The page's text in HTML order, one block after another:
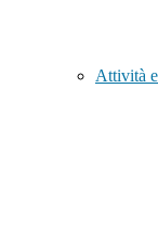
Attività